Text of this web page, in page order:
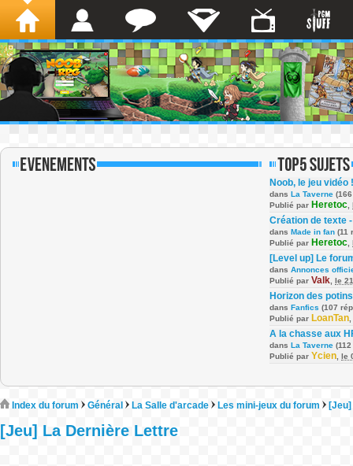
Noob, le jeu vidéo !
dans La Taverne
Publié par Heretoc
Création de texte
dans Made in fan (11
Publié par Heretoc
[Level up] Le
dans Annonces
Publié par Valk le
Horizon des potins
dans Fanfics (107
Publié par LoanTan
A la chasse aux
dans La Taverne
Publié par Ycien le
Index du forum Général La Salle d'arcade Les mini-jeux du forum
[Jeu] La Dernière Lettre